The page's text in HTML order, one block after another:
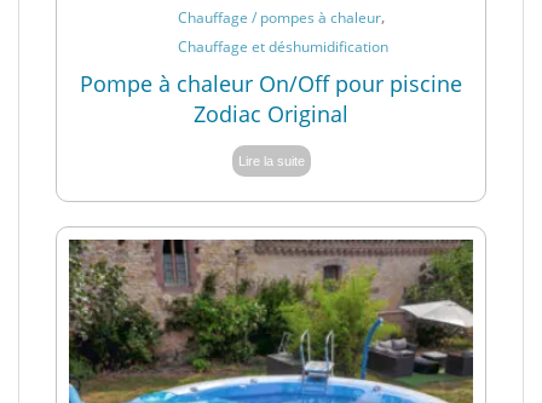
Chauffage / pompes à chaleur,
Chauffage et déshumidification
Pompe à chaleur On/Off pour piscine
Zodiac Original
Lire la suite